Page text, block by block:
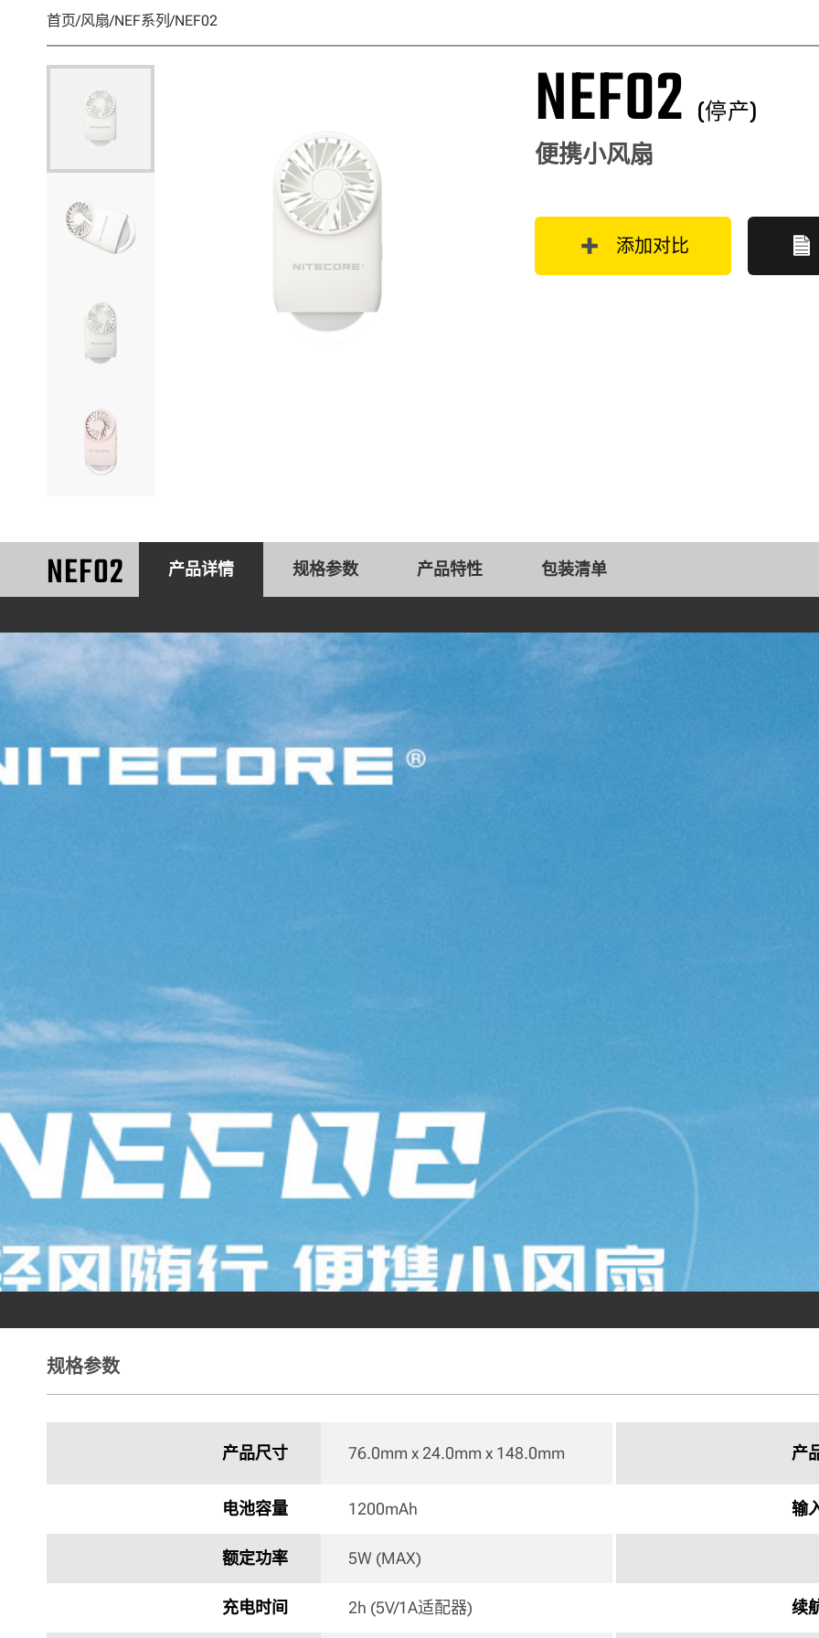
首页/风扇/NEF系列/NEF02
NEF02 (停产)
便携小风扇
添加对比
NEF02 产品详情 规格参数 产品特性 包装清单
规格参数
产品尺寸 76.0mm x 24.0mm x 148.0mm 产
电池容量 1200mAh 输
额定功率 5W (MAX)
充电时间 2h (5V/1A适配器) 续